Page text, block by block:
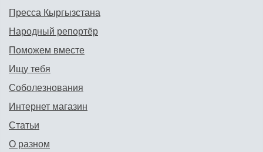
Пресса Кыргызстана
Народный репортёр
Поможем вместе
Ищу тебя
Соболезнования
Интернет магазин
Статьи
О разном